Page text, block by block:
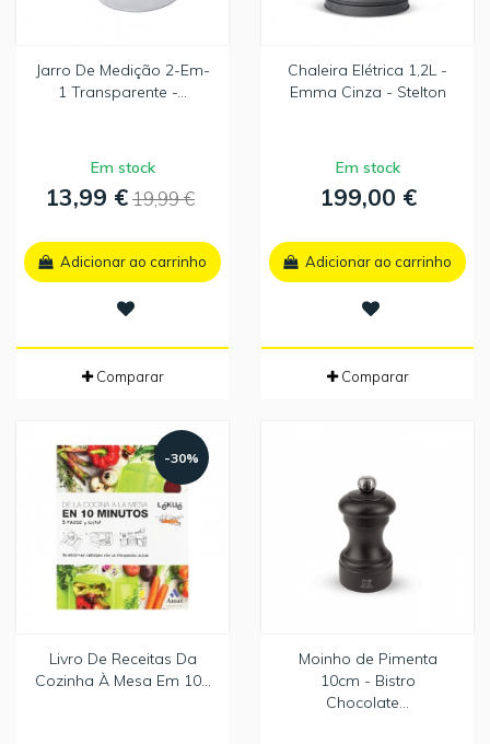
Jarro De Medição 2-Em-
1 Transparente -...
Em stock
13,99 €19,99 €
Adicionar ao carrinho
Comparar
Chaleira Elétrica 1,2L -
Emma Cinza - Stelton
Em stock
199,00 €
Adicionar ao carrinho
Comparar
-30%
Livro De Receitas Da
Cozinha À Mesa Em 10...
Moinho de Pimenta
10cm - Bistro
Chocolate...